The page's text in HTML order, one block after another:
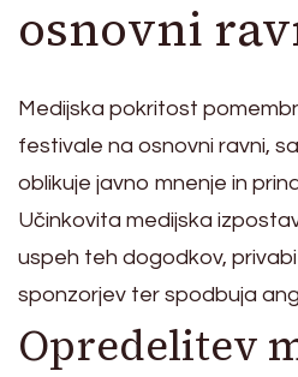
osnovni
Medijska pokritost
festivale na osnovni ravni,
oblikuje javno mnenje in
Učinkovita medijska
uspeh teh dogodkov,
sponzorjev ter spodbuja
Opredelitev